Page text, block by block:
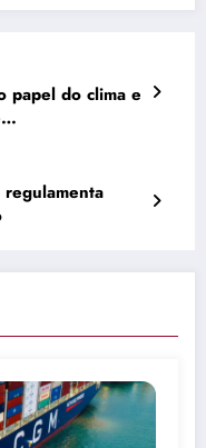
papel do clima e